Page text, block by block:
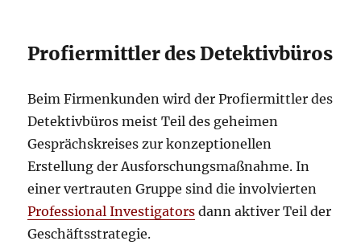
Profiermittler des Detektivbüros
Beim Firmenkunden wird der Profiermittler des
Detektivbüros meist Teil des geheimen
Gesprächskreises zur konzeptionellen
Erstellung der Ausforschungsmaßnahme. In
einer vertrauten Gruppe sind die involvierten
Professional Investigators dann aktiver Teil der
Geschäftsstrategie.